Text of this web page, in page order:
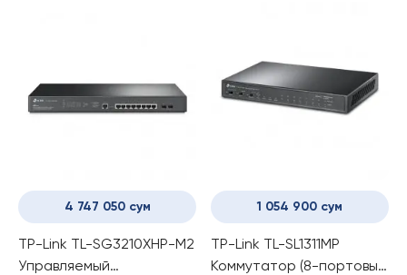
4 747 050 сум
TP-Link TL-SG3210XHP-M2
Управляемый
1 054 900 сум
TP-Link TL-SL1311MP
Коммутатор (8-портовый